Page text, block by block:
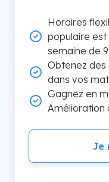
Horaires
populaire est
semaine de
Obtenez des
dans vos
Gagnez en
Amélioration
Je